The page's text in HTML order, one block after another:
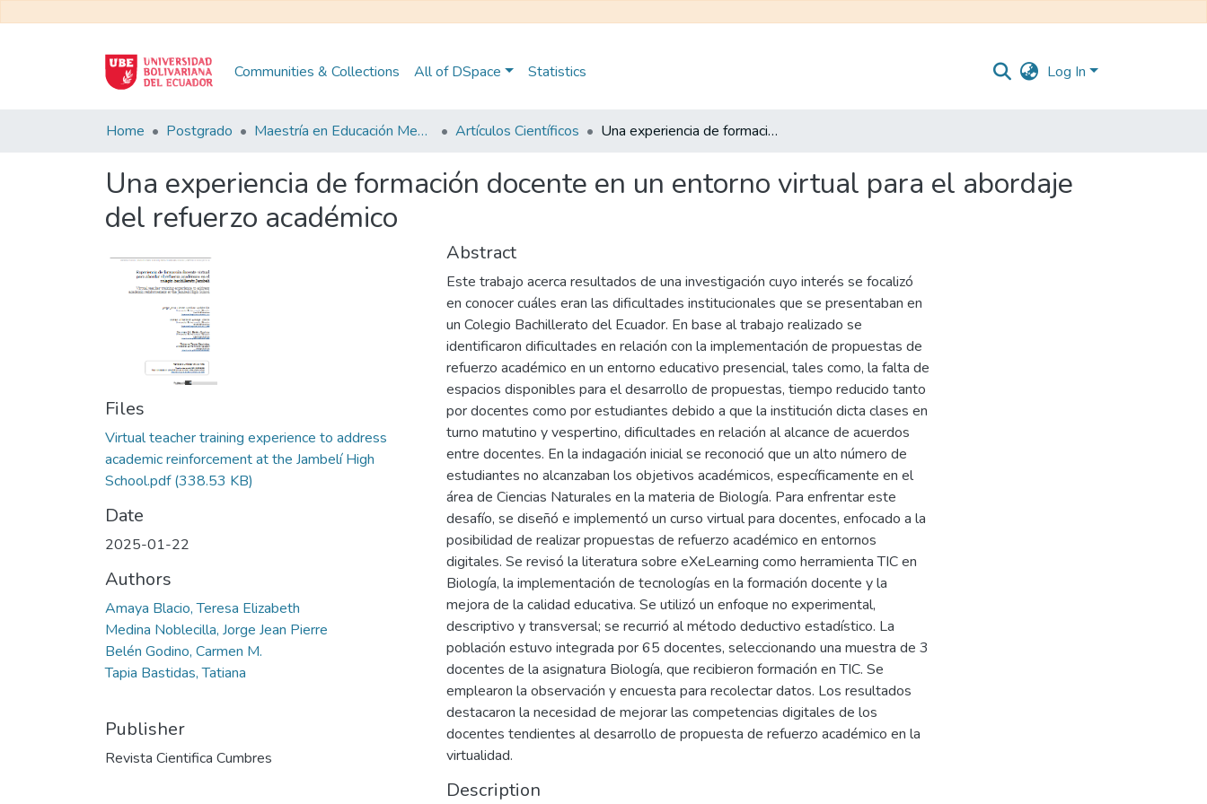
Communities & Collections All of DSpace Statistics Log In
Home Postgrado Maestría en Educación Mención en Pedagogía en Entornos Digitales Artículos Científicos Una experiencia de formación docente en un entorno virtual para el abordaje del refuerzo académico
Una experiencia de formación docente en un entorno virtual para el abordaje
del refuerzo académico
Files
Virtual teacher training experience to address
academic reinforcement at the Jambelí High
School.pdf(338.53 KB)
Date
2025-01-22
Authors
Amaya Blacio, Teresa Elizabeth
Medina Noblecilla, Jorge Jean Pierre
Belén Godino, Carmen M.
Tapia Bastidas, Tatiana
Publisher
Revista Cientifica Cumbres
Abstract
Este trabajo acerca resultados de una investigación cuyo interés se focalizó
en conocer cuáles eran las dificultades institucionales que se presentaban en
un Colegio Bachillerato del Ecuador. En base al trabajo realizado se
identificaron dificultades en relación con la implementación de propuestas de
refuerzo académico en un entorno educativo presencial, tales como, la falta de
espacios disponibles para el desarrollo de propuestas, tiempo reducido tanto
por docentes como por estudiantes debido a que la institución dicta clases en
turno matutino y vespertino, dificultades en relación al alcance de acuerdos
entre docentes. En la indagación inicial se reconoció que un alto número de
estudiantes no alcanzaban los objetivos académicos, específicamente en el
área de Ciencias Naturales en la materia de Biología. Para enfrentar este
desafío, se diseñó e implementó un curso virtual para docentes, enfocado a la
posibilidad de realizar propuestas de refuerzo académico en entornos
digitales. Se revisó la literatura sobre eXeLearning como herramienta TIC en
Biología, la implementación de tecnologías en la formación docente y la
mejora de la calidad educativa. Se utilizó un enfoque no experimental,
descriptivo y transversal; se recurrió al método deductivo estadístico. La
población estuvo integrada por 65 docentes, seleccionando una muestra de 3
docentes de la asignatura Biología, que recibieron formación en TIC. Se
emplearon la observación y encuesta para recolectar datos. Los resultados
destacaron la necesidad de mejorar las competencias digitales de los
docentes tendientes al desarrollo de propuesta de refuerzo académico en la
virtualidad.
Description